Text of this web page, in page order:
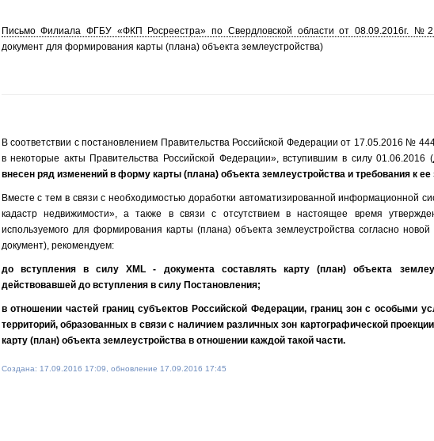
Письмо Филиала ФГБУ «ФКП Росреестра» по Свердловской области от 08.09.2016г.
документ для формирования карты (плана) объекта землеустройства)
В соответствии с постановлением Правительства Российской Федерации от 17.05.2016 №
в некоторые акты Правительства Российской Федерации», вступившим в силу 01.06.2016
внесен ряд изменений в форму карты (плана) объекта землеустройства и требования к
Вместе с тем в связи с необходимостью доработки автоматизированной информационной
кадастр недвижимости», а также в связи с отсутствием в настоящее время
используемого для формирования карты (плана) объекта землеустройства согласно
документ), рекомендуем:
до вступления в силу XML - документа составлять карту (план) объекта
действовавшей до вступления в силу Постановления;
в отношении частей границ субъектов Российской Федерации, границ зон с особыми
территорий, образованных в связи с наличием различных зон картографической
карту (план) объекта землеустройства в отношении каждой такой части.
Создана: 17.09.2016 17:09, обновление 17.09.2016 17:45